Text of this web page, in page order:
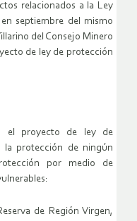
relacionados a la Ley
septiembre del mismo
del Consejo Minero
de ley de protección
el proyecto de ley de
la protección de ningún
por medio de
de Región Virgen,